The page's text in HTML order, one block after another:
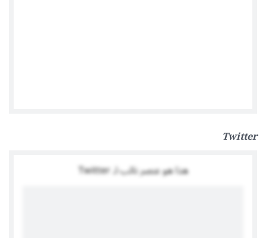
Twitter
هذا هو عنصر نائب لـ Twitter